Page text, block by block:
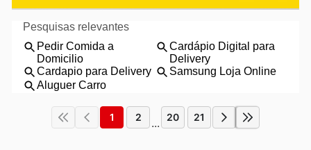
1 2 ... 20 21